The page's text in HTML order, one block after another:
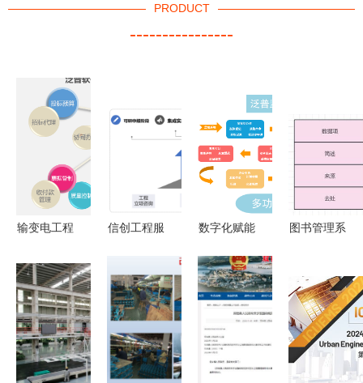
PRODUCT
----------------
输变电工程
件 提升工
程管理服务
的利器
信创工程服
理服务的融
合路径分析
数字化赋能
理软件在监
理服务中的
战略价值与
实施路径
图书管理系
析与软件工
程实践